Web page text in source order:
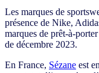
Les marques de
présence de Nike,
marques de prêt-à-
de décembre 2023.
En France, Sézane est